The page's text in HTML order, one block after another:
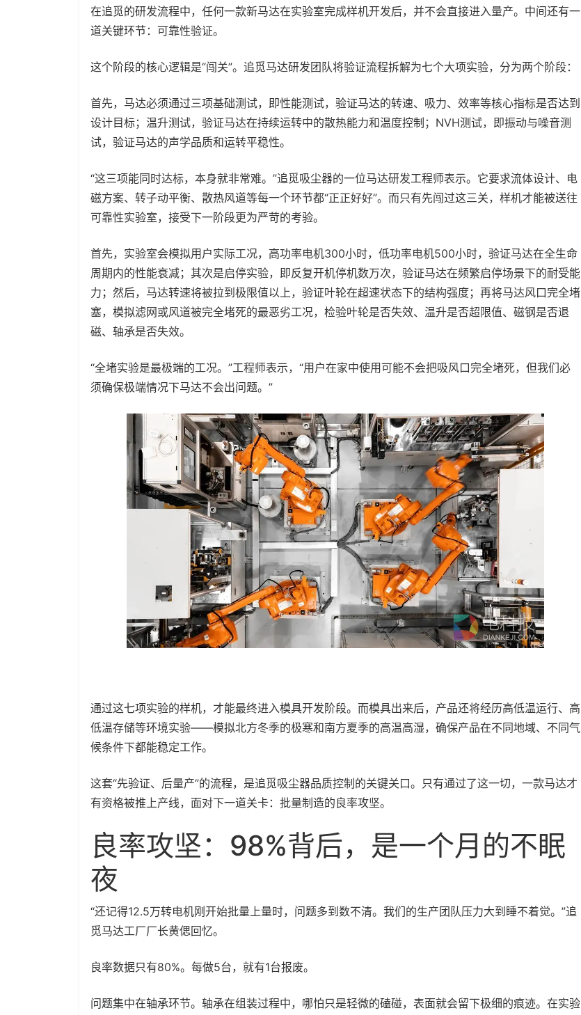
在追觅的研发流程中，任何一款新马达在实验室完成样机开发后，并不会直接进入量产。中间还有一
道关键环节：可靠性验证。
这个阶段的核心逻辑是“闯关”。追觅马达研发团队将验证流程拆解为七个大项实验，分为两个阶段：
首先，马达必须通过三项基础测试，即性能测试，验证马达的转速、吸力、效率等核心指标是否达到
设计目标；温升测试，验证马达在持续运转中的散热能力和温度控制；NVH测试，即振动与噪音测
试，验证马达的声学品质和运转平稳性。
“这三项能同时达标，本身就非常难。”追觅吸尘器的一位马达研发工程师表示。它要求流体设计、电
磁方案、转子动平衡、散热风道等每一个环节都“正正好好”。而只有先闯过这三关，样机才能被送往
可靠性实验室，接受下一阶段更为严苛的考验。
首先，实验室会模拟用户实际工况，高功率电机300小时，低功率电机500小时，验证马达在全生命
周期内的性能衰减；其次是启停实验，即反复开机停机数万次，验证马达在频繁启停场景下的耐受能
力；然后，马达转速将被拉到极限值以上，验证叶轮在超速状态下的结构强度；再将马达风口完全堵
塞，模拟滤网或风道被完全堵死的最恶劣工况，检验叶轮是否失效、温升是否超限值、磁钢是否退
磁、轴承是否失效。
“全堵实验是最极端的工况。”工程师表示，“用户在家中使用可能不会把吸风口完全堵死，但我们必
须确保极端情况下马达不会出问题。”
通过这七项实验的样机，才能最终进入模具开发阶段。而模具出来后，产品还将经历高低温运行、高
低温存储等环境实验——模拟北方冬季的极寒和南方夏季的高温高湿，确保产品在不同地域、不同气
候条件下都能稳定工作。
这套“先验证、后量产”的流程，是追觅吸尘器品质控制的关键关口。只有通过了这一切，一款马达才
有资格被推上产线，面对下一道关卡：批量制造的良率攻坚。
良率攻坚：98%背后，是一个月的不眠
夜
“还记得12.5万转电机刚开始批量上量时，问题多到数不清。我们的生产团队压力大到睡不着觉。”追
觅马达工厂厂长黄偲回忆。
良率数据只有80%。每做5台，就有1台报废。
问题集中在轴承环节。轴承在组装过程中，哪怕只是轻微的磕碰，表面就会留下极细的痕迹。在实验